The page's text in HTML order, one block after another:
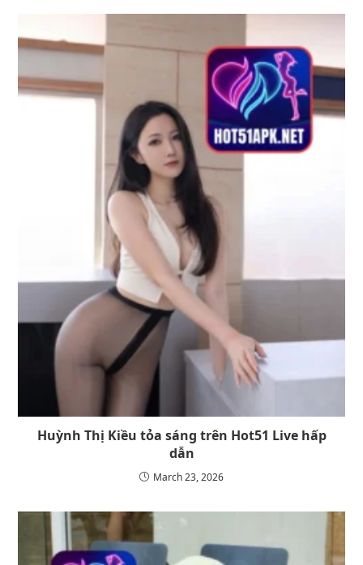
Huỳnh Thị Kiều tỏa sáng trên Hot51 Live hấp
dẫn
March 23, 2026